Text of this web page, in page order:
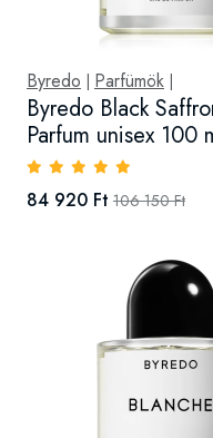
Byredo Parfümök|
Byredo Black
Parfum unisex 100
84 920 Ft 106 150 Ft